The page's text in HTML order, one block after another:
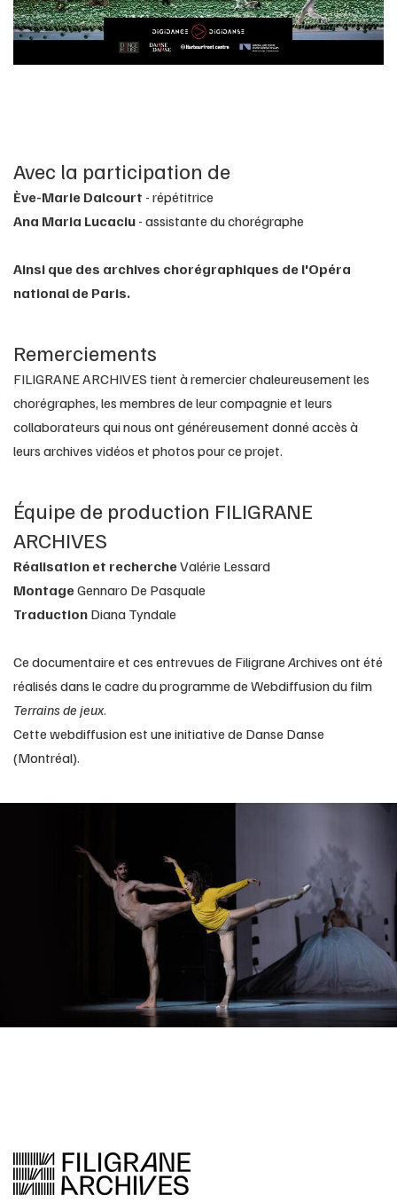
Avec la participation de
Ève-Marie Dalcourt - répétitrice
Ana Maria Lucaciu - assistante du chorégraphe
Ainsi que des archives chorégraphiques de l'Opéra
national de Paris.
Remerciements
FILIGRANE ARCHIVES tient à remercier chaleureusement les
chorégraphes, les membres de leur compagnie et leurs
collaborateurs qui nous ont généreusement donné accès à
leurs archives vidéos et photos pour ce projet.
Équipe de production FILIGRANE
ARCHIVES
Réalisation et rechercheValérie Lessard
MontageGennaro De Pasquale
Traduction Diana Tyndale
Ce documentaire et ces entrevues de FiligraneArchives ont été
réalisés dans le cadre du programme de Webdiffusion du film
Terrains de jeux.
Cette webdiffusion est une initiative de Danse Danse
(Montréal).
Crédit photo : Ann Ray